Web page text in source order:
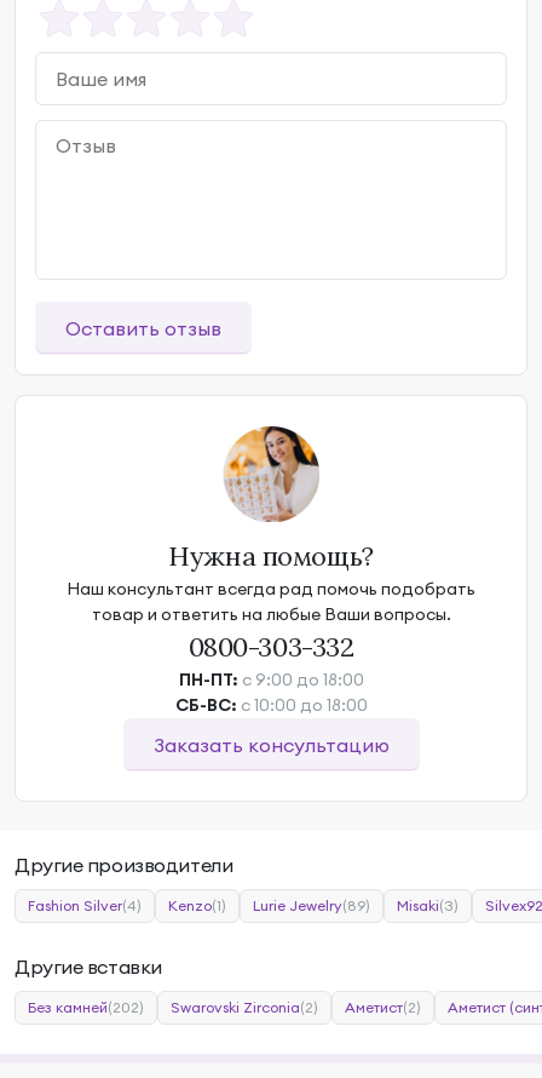
Оставить отзыв
Нужна помощь?
Наш консультант всегда рад помочь подобрать
товар и ответить на любые Ваши вопросы.
0800-303-332
ПН-ПТ: с 9:00 до 18:00
СБ-ВС: с 10:00 до 18:00
Заказать консультацию
Другие производители
Fashion Silver(4) Kenzo(1) Lurie Jewelry(89) Misaki(3)
Другие вставки
Без камней(202) Swarovski Zirconia(2) Аметист(2) Аметист